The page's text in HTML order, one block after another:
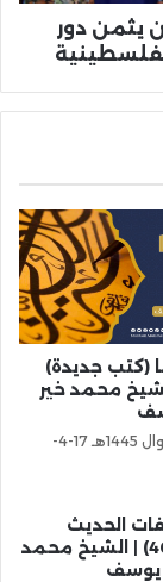
يثمن دور
(كتب جديدة)
| الشيخ محمد خير
الأربعاء 8 شوال 1445هـ 17-4-
الحديث
الشريف (464) | الشيخ محمد
يوسف